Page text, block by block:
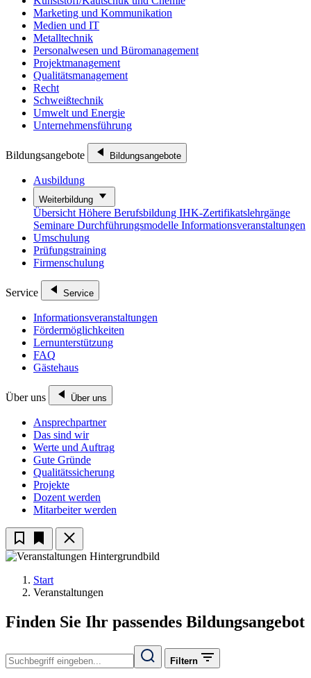
Marketing und Kommunikation
Medien und IT
Metalltechnik
Personalwesen und Büromanagement
Projektmanagement
Qualitätsmanagement
Recht
Schweißtechnik
Umwelt und Energie
Unternehmensführung
Bildungsangebote Bildungsangebote
Ausbildung
Weiterbildung
Übersicht Höhere Berufsbildung IHK-Zertifikatslehrgänge
Seminare Durchführungsmodelle Informationsveranstaltungen
Umschulung
Prüfungstraining
Firmenschulung
Service Service
Informationsveranstaltungen
Fördermöglichkeiten
Lernunterstützung
FAQ
Gästehaus
Über uns Über uns
Ansprechpartner
Das sind wir
Werte und Auftrag
Gute Gründe
Qualitätssicherung
Projekte
Dozent werden
Mitarbeiter werden
Start
Veranstaltungen
Finden Sie Ihr passendes Bildungsangebot
Filtern